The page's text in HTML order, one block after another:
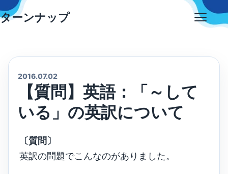
Skip
to
ターンナップ
2016.07.02
【質問】英語：「～して
いる」の英訳について
〔質問〕
英訳の問題でこんなのがありました。